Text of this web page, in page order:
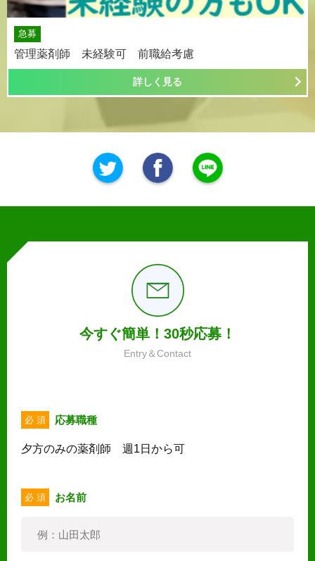
急募
管理薬剤師 未経験可 前職給考慮
詳しく見る
今すぐ簡単！30秒応募！
Entry＆Contact
必 須 応募職種
夕方のみの薬剤師 週1日から可
必 須 お名前